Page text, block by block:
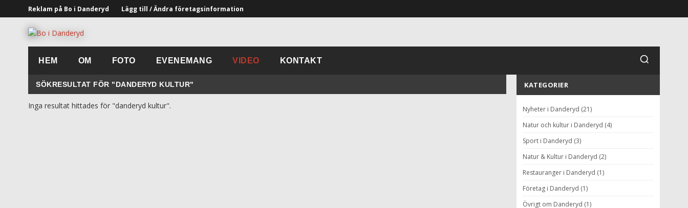
Reklam på Bo i Danderyd Lägg till / Ändra företagsinformation
HEM OM FOTO EVENEMANG VIDEO KONTAKT
SÖKRESULTAT FÖR "DANDERYD KULTUR"
Inga resultat hittades för "danderyd kultur".
KATEGORIER
Nyheter i Danderyd (21)
Natur och kultur i Danderyd (4)
Sport i Danderyd (3)
Natur & Kultur i Danderyd (2)
Restauranger i Danderyd (1)
Företag i Danderyd (1)
Övrigt om Danderyd (1)